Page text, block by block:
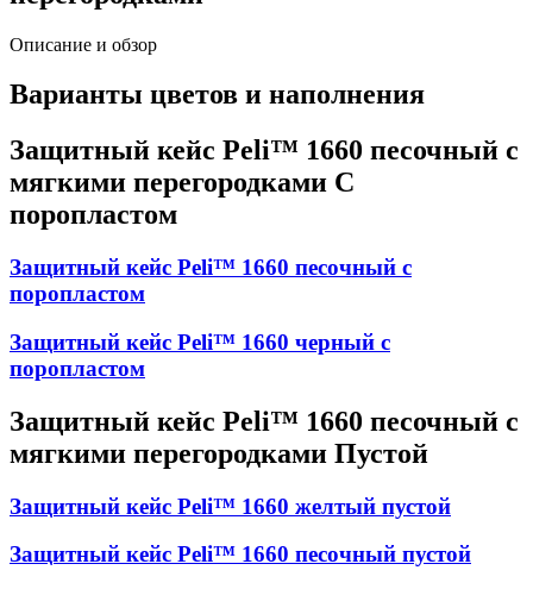
Описание и обзор
Варианты цветов и наполнения
Защитный кейс Peli™ 1660 песочный с
мягкими перегородками С
поропластом
Защитный кейс Peli™ 1660 песочный с
поропластом
Защитный кейс Peli™ 1660 черный с
поропластом
Защитный кейс Peli™ 1660 песочный с
мягкими перегородками Пустой
Защитный кейс Peli™ 1660 желтый пустой
Защитный кейс Peli™ 1660 песочный пустой